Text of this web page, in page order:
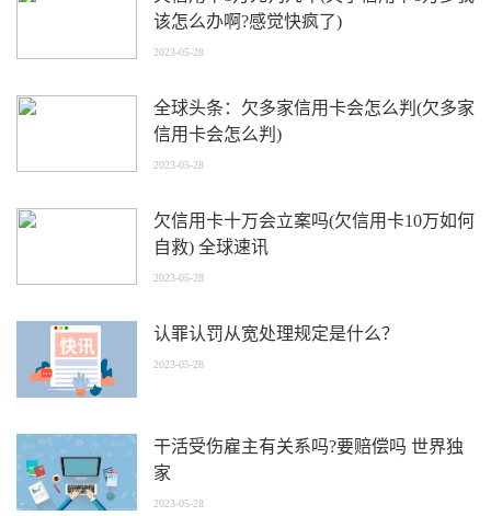
该怎么办啊?感觉快疯了)
2023-05-28
全球头条：欠多家信用卡会怎么判(欠多家
信用卡会怎么判)
2023-05-28
欠信用卡十万会立案吗(欠信用卡10万如何
自救) 全球速讯
2023-05-28
认罪认罚从宽处理规定是什么？
2023-05-28
干活受伤雇主有关系吗?要赔偿吗 世界独
家
2023-05-28